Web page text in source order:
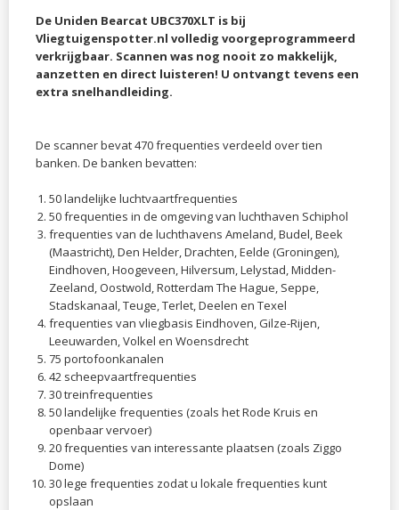
De Uniden Bearcat UBC370XLT is bij
Vliegtuigenspotter.nl volledig voorgeprogrammeerd
verkrijgbaar. Scannen was nog nooit zo makkelijk,
aanzetten en direct luisteren! U ontvangt tevens een
extra snelhandleiding.
De scanner bevat 470 frequenties verdeeld over tien
banken. De banken bevatten:
50 landelijke luchtvaartfrequenties
50 frequenties in de omgeving van luchthaven Schiphol
frequenties van de luchthavens Ameland, Budel, Beek
(Maastricht), Den Helder, Drachten, Eelde (Groningen),
Eindhoven, Hoogeveen, Hilversum, Lelystad, Midden-
Zeeland, Oostwold, Rotterdam The Hague, Seppe,
Stadskanaal, Teuge, Terlet, Deelen en Texel
frequenties van vliegbasis Eindhoven, Gilze-Rijen,
Leeuwarden, Volkel en Woensdrecht
75 portofoonkanalen
42 scheepvaartfrequenties
30 treinfrequenties
50 landelijke frequenties (zoals het Rode Kruis en
openbaar vervoer)
20 frequenties van interessante plaatsen (zoals Ziggo
Dome)
30 lege frequenties zodat u lokale frequenties kunt
opslaan